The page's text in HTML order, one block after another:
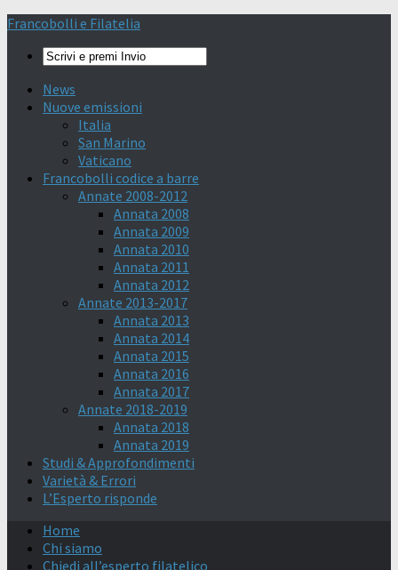
Francobolli e Filatelia
News
Nuove emissioni
Italia
San Marino
Vaticano
Francobolli codice a barre
Annate 2008-2012
Annata 2008
Annata 2009
Annata 2010
Annata 2011
Annata 2012
Annate 2013-2017
Annata 2013
Annata 2014
Annata 2015
Annata 2016
Annata 2017
Annate 2018-2019
Annata 2018
Annata 2019
Studi & Approfondimenti
Varietà & Errori
L’Esperto risponde
Home
Chi siamo
Chiedi all’esperto filatelico